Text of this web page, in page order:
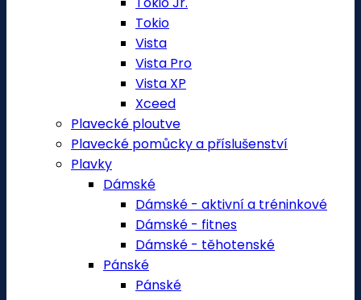
Tokio
Vista
Vista Pro
Vista XP
Xceed
Plavecké ploutve
Plavecké pomůcky a příslušenství
Plavky
Dámské
Dámské - aktivní a tréninkové
Dámské - fitnes
Dámské - těhotenské
Pánské
Pánské